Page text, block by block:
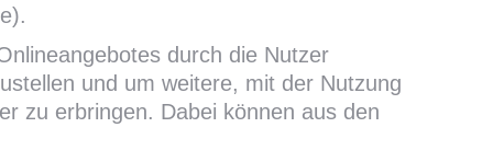
durch die Nutzer
und um weitere, mit der Nutzung
zu erbringen. Dabei können aus den